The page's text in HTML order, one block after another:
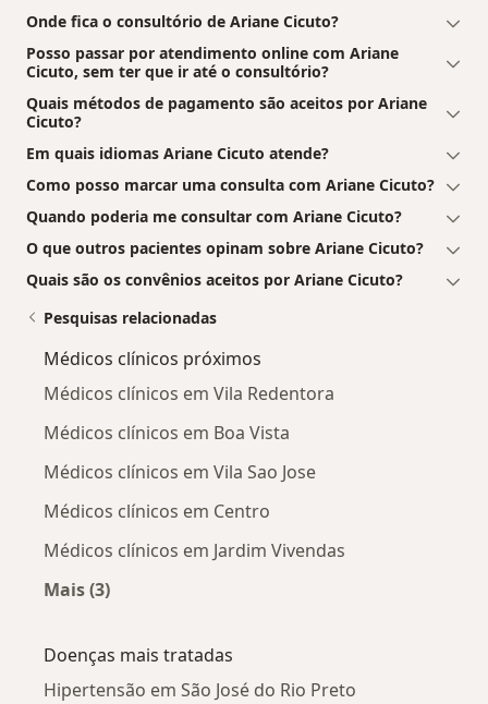
Onde fica o consultório de Ariane Cicuto?
Posso passar por atendimento online com Ariane
Cicuto, sem ter que ir até o consultório?
Quais métodos de pagamento são aceitos por Ariane
Cicuto?
Em quais idiomas Ariane Cicuto atende?
Como posso marcar uma consulta com Ariane Cicuto?
Quando poderia me consultar com Ariane Cicuto?
O que outros pacientes opinam sobre Ariane Cicuto?
Quais são os convênios aceitos por Ariane Cicuto?
Pesquisas relacionadas
Médicos clínicos próximos
Médicos clínicos em Vila Redentora
Médicos clínicos em Boa Vista
Médicos clínicos em Vila Sao Jose
Médicos clínicos em Centro
Médicos clínicos em Jardim Vivendas
Mais (3)
Doenças mais tratadas
Hipertensão em São José do Rio Preto